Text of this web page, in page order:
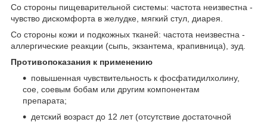
Со стороны пищеварительной системы: частота неизвестна -
чувство дискомфорта в желудке, мягкий стул, диарея.
Со стороны кожи и подкожных тканей: частота неизвестна -
аллергические реакции (сыпь, экзантема, крапивница), зуд.
Противопоказания к применению
повышенная чувствительность к фосфатидилхолину,
сое, соевым бобам или другим компонентам
препарата;
детский возраст до 12 лет (отсутствие достаточной